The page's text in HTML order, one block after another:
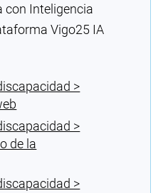
Inteligencia
Vigo25 IA
>
>
de la
>